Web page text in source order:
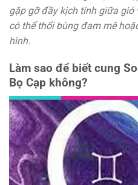
gặp gỡ đầy kịch tính giữa gió
có thể thổi bùng đam mê
hình.
Làm sao để biết cung
Bọ Cạp không?